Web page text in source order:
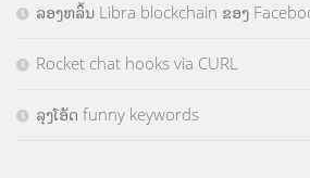
ລອງຫລິ້ນ Libra blockchain ຂອງ
Rocket chat hooks via CURL
ລຸງໂອ້ດ funny keywords